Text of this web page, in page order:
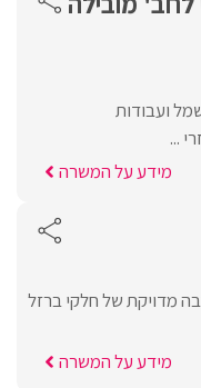
ועבודות
...
מידע על המשרה
מדויקת של חלקי ברזל
מידע על המשרה